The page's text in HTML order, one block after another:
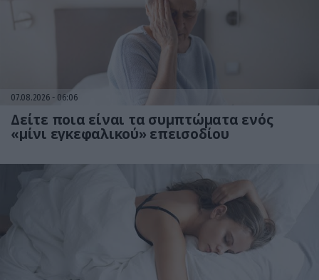
07.08.2026 06:06
Δείτε ποια είναι τα συμπτώματα ενός
«μίνι εγκεφαλικού» επεισοδίου